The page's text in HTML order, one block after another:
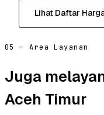
Lihat Daftar
05 — Area Layanan
Juga
Aceh Timur